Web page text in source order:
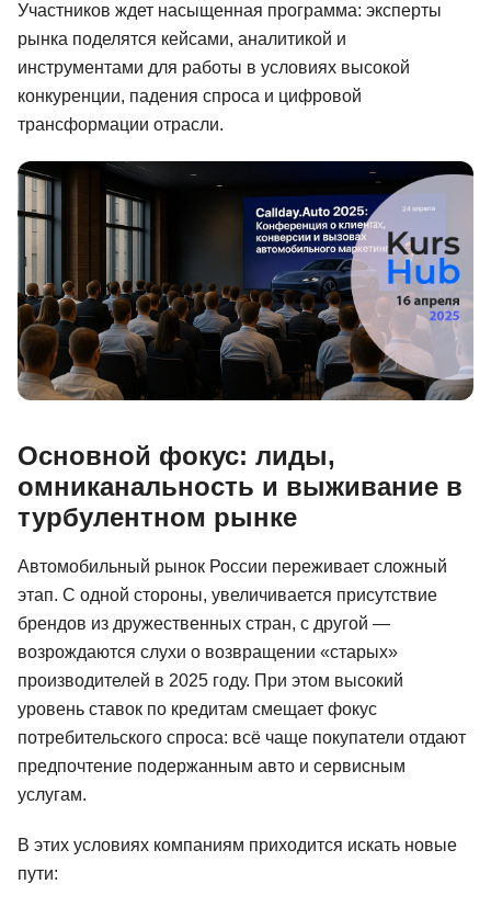
Участников ждет насыщенная программа: эксперты
рынка поделятся кейсами, аналитикой и
инструментами для работы в условиях высокой
конкуренции, падения спроса и цифровой
трансформации отрасли.
Основной фокус: лиды,
омниканальность и выживание в
турбулентном рынке
Автомобильный рынок России переживает сложный
этап. С одной стороны, увеличивается присутствие
брендов из дружественных стран, с другой —
возрождаются слухи о возвращении «старых»
производителей в 2025 году. При этом высокий
уровень ставок по кредитам смещает фокус
потребительского спроса: всё чаще покупатели отдают
предпочтение подержанным авто и сервисным
услугам.
В этих условиях компаниям приходится искать новые
пути:
Иностранные языки
Soft Skills
ДПО
Детям
Акции и промокоды
Рейтинг онлайн-школ